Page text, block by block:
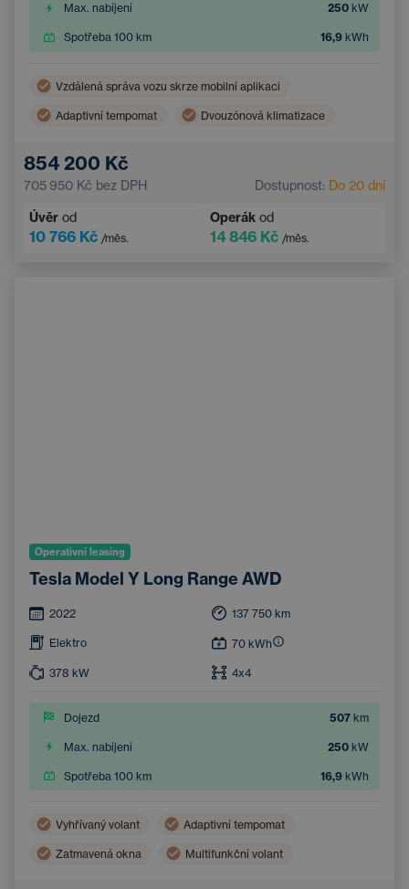
Max. nabíjení 250 kW
Spotřeba 100 km 16,9 kWh
Vzdálená správa vozu skrze mobilní aplikaci
Adaptivní tempomat Dvouzónová klimatizace
Asistent hlídání jízdy v pruhu
Parkovací kamera Elektricky nastavitelná sedadla
854 200 Kč
705 950 Kč bez DPH Dostupnost: Do 20 dní
Úvěr od
10 766 Kč /měs.
Operák od
14 846 Kč /měs.
Operativní leasing
Tesla Model Y Long Range AWD
2022 137 750 km
Elektro 70 kWh
378 kW 4x4
Dojezd 507 km
Max. nabíjení 250 kW
Spotřeba 100 km 16,9 kWh
Vyhřívaný volant Adaptivní tempomat
Zatmavená okna Multifunkční volant